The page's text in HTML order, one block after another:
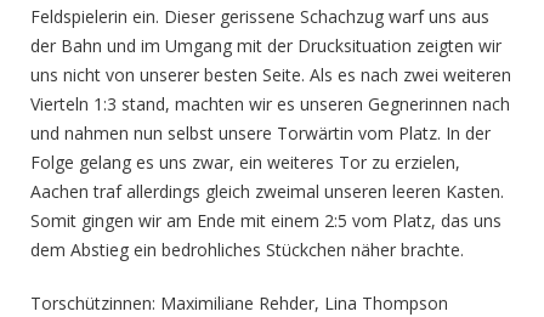
Feldspielerin ein. Dieser gerissene Schachzug warf uns aus
der Bahn und im Umgang mit der Drucksituation zeigten wir
uns nicht von unserer besten Seite. Als es nach zwei weiteren
Vierteln 1:3 stand, machten wir es unseren Gegnerinnen nach
und nahmen nun selbst unsere Torwärtin vom Platz. In der
Folge gelang es uns zwar, ein weiteres Tor zu erzielen,
Aachen traf allerdings gleich zweimal unseren leeren Kasten.
Somit gingen wir am Ende mit einem 2:5 vom Platz, das uns
dem Abstieg ein bedrohliches Stückchen näher brachte.
Torschützinnen: Maximiliane Rehder, Lina Thompson